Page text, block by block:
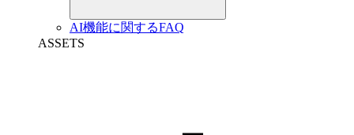
AI機能に関するFAQ
ASSETS